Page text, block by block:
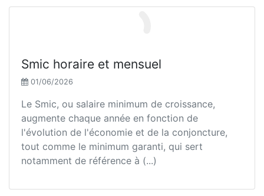
Smic horaire et mensuel
01/06/2026
Le Smic, ou salaire minimum de croissance,
augmente chaque année en fonction de
l'évolution de l'économie et de la conjoncture,
tout comme le minimum garanti, qui sert
notamment de référence à (...)